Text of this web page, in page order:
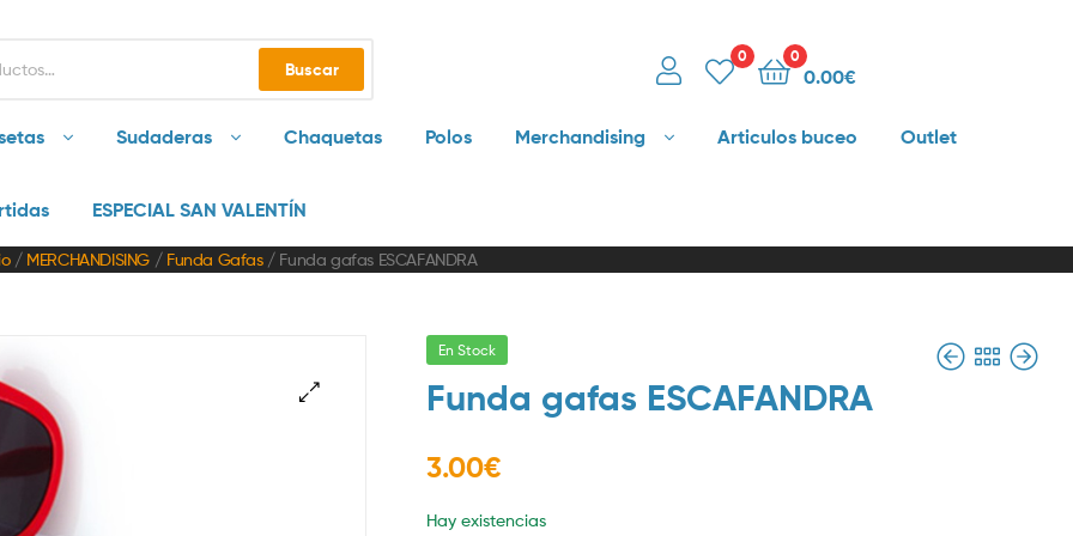
Buscar
0 0
0.00€
Sudaderas Chaquetas Polos Merchandising Articulos buceo Outlet
ESPECIAL SAN VALENTÍN
/ MERCHANDISING / Funda Gafas/ Funda gafas ESCAFANDRA
En Stock
Funda gafas ESCAFANDRA
3.00€
Hay existencias